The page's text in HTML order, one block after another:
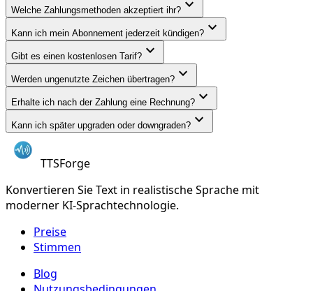
Welche Zahlungsmethoden akzeptiert ihr? expand_more
Kann ich mein Abonnement jederzeit kündigen? expand_more
Gibt es einen kostenlosen Tarif? expand_more
Werden ungenutzte Zeichen übertragen? expand_more
Erhalte ich nach der Zahlung eine Rechnung? expand_more
Kann ich später upgraden oder downgraden? expand_more
TTSForge
Konvertieren Sie Text in realistische Sprache mit
moderner KI-Sprachtechnologie.
Preise
Stimmen
Blog